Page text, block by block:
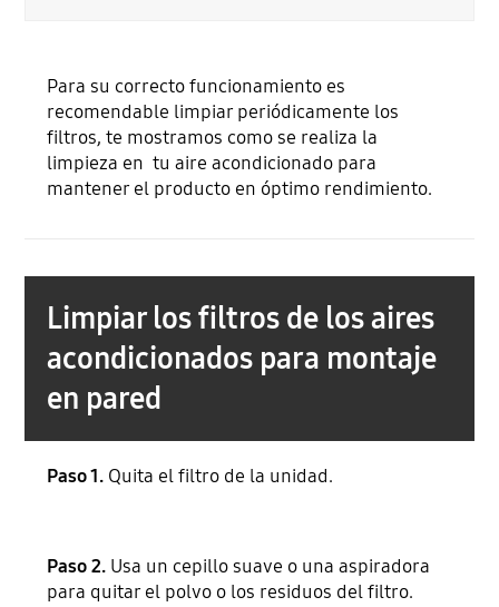
Para su correcto funcionamiento es
recomendable limpiar periódicamente los
filtros, te mostramos como se realiza la
limpieza en tu aire acondicionado para
mantener el producto en óptimo rendimiento.
Limpiar los filtros de los aires
acondicionados para montaje
en pared
Paso 1. Quita el filtro de la unidad.
Paso 2. Usa un cepillo suave o una aspiradora
para quitar el polvo o los residuos del filtro.